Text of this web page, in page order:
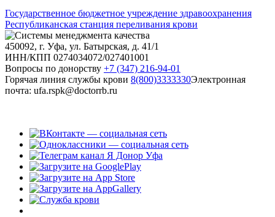
Государственное бюджетное учреждение здравоохранения
Республиканская станция переливания крови
450092, г. Уфа, ул. Батырская, д. 41/1
ИНН/КПП 0274034072/027401001
Вопросы по донорству +7 (347) 216-94-01
Горячая линия службы крови 8(800)3333330Электронная
почта: ufa.rspk@doctorrb.ru